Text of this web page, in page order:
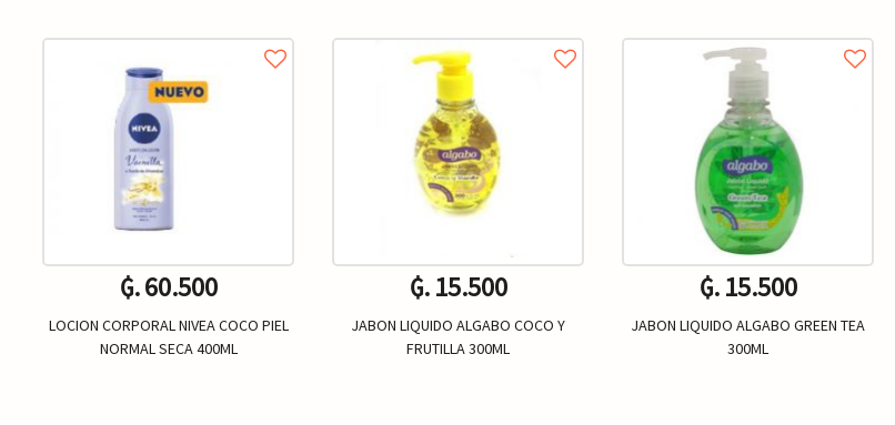
₲. 60.500
LOCION CORPORAL NIVEA COCO PIEL
NORMAL SECA 400ML
₲. 15.500
JABON LIQUIDO ALGABO COCO Y
FRUTILLA 300ML
₲. 15.500
JABON LIQUIDO ALGABO GREEN TEA
300ML